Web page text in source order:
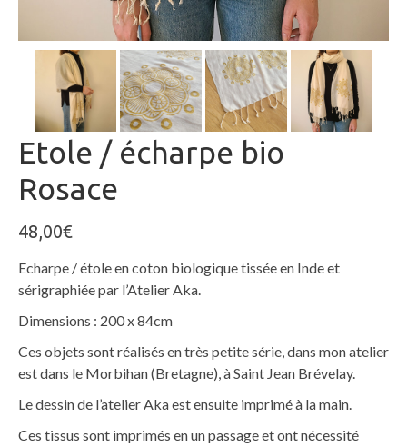
Etole / écharpe bio
Rosace
48,00€
Echarpe / étole en coton biologique tissée en Inde et
sérigraphiée par l’Atelier Aka.
Dimensions : 200 x 84cm
Ces objets sont réalisés en très petite série, dans mon atelier
est dans le Morbihan (Bretagne), à Saint Jean Brévelay.
Le dessin de l’atelier Aka est ensuite imprimé à la main.
Ces tissus sont imprimés en un passage et ont nécessité